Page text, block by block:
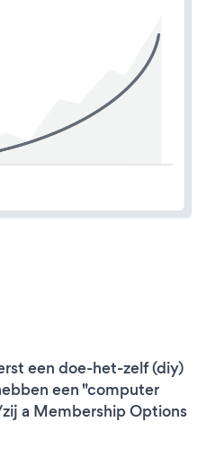
een doe-het-zelf (diy)
een "computer
a Membership Options